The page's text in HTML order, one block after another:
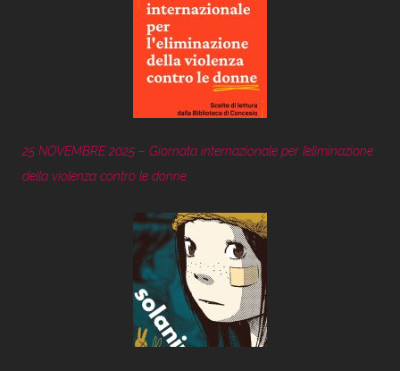
25 NOVEMBRE 2025 – Giornata internazionale per l’eliminazione
della violenza contro le donne